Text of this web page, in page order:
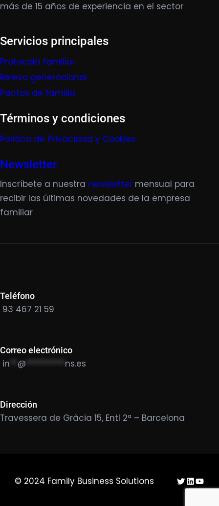
más de 15 años de experiencia en el sector
Servicios principales
Protocolo familiar
Relevo generacional
Pactos de familia
Términos y condiciones
Política de Privacidad y Cookies
Newsletter
Inscríbete a nuestra newsletter mensual para
recibir las últimas novedades de la empresa
familiar
Teléfono
93 467 21 59
Correo electrónico
in @ ********** ns.es
Dirección
Travessera de Gràcia 15, Entl 2ª – Barcelona
© 2024 Family Business Solutions Twitter
LinkedIn